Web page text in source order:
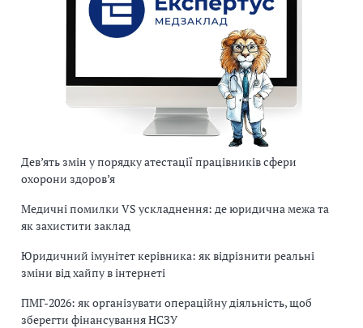
Дев’ять змін у порядку атестації працівників сфери
охорони здоров’я
Медичні помилки VS ускладнення: де юридична межа та
як захистити заклад
Юридичний імунітет керівника: як відрізнити реальні
зміни від хайпу в інтернеті
ПМГ-2026: як організувати операційну діяльність, щоб
зберегти фінансування НСЗУ